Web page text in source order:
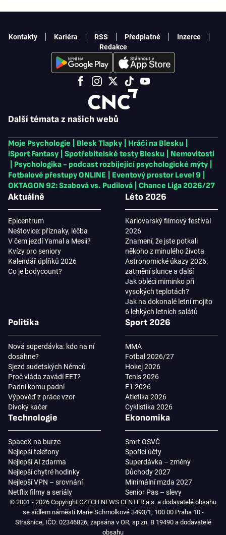
Další témata z našich webů
Moje Psychologie Blesk Tlapky Hráči na Blesku
iSport Fantasy
Spotřebitelské testy Blesku
Nemovitosti
Psychologika - podcast rozbíjející psychologické mýty
Fotbalové přestupy ONLINE
Eventový prostor Level 9
OKTAGON 92: Szabová vs. Pudilová
Chance Liga 2026/27
Aktuálně
Epicentrum
Neštovice: příznaky, léčba
V čem jezdí Yamal a Mesii?
Kvízy pro seniory
Kalendář úplňků 2026
Co je bodycount?
Léto 2026
Karlovarský filmový festival
2026
Znamení, že jste potkali
někoho z minulého života
Astronomické úkazy 2026:
zatmění slunce a další
Jak obléci miminko při
vysokých teplotách?
Jak na dokonalé letní mojito
6 lehkých letních salátů
Politika
Nová superdávka: kdo na ní
dosáhne?
Sjezd sudetských Němců
Proč vláda zavádí EET?
Padni komu padni
Výpověď z práce vzor
Divoký kačer
Sport 2026
MMA
Fotbal 2026/27
Hokej 2026
Tenis 2026
F1 2026
Atletika 2026
Cyklistika 2026
Technologie
SpaceX na burze
Nejlepší telefony
Nejlepší AI zdarma
Nejlepší chytré hodinky
Nejlepší VPN – srovnání
Netflix filmy a seriály
Ekonomika
Smrt OSVČ
Spořicí účty
Superdávka – změny
Důchody 2027
Minimální mzda 2027
Senior Pas – slevy
Kontakty Kariéra RSS Předplatné
Inzerce
Redakce
© 2001 - 2026 Copyright CZECH NEWS CENTER a.s. a dodavatelé obsahu
se sídlem náměstí Marie Schmolkové 3493/1, 100 00 Praha 10 -
Strašnice, IČO: 02346826, zapsána v OR, sp.zn. B 19490 a dodavatelé
obsahu